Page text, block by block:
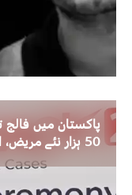
50 ہزار نئے مریض، ایک لاکھ اموات